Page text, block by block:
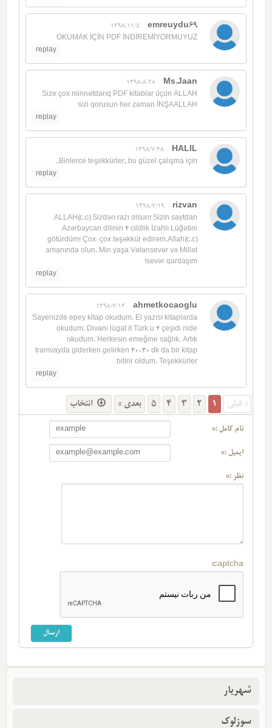
emreuydu69
1398/11/5
OKUMAK İÇİN PDF İNDİREMİYORMUYUZ
replay
Ms.Jaan
1398/8/28
Size çox minnətdarıq PDF kitablar üçün ALLAH
sizi qorusun her zaman İNŞAALLAH
replay
HALIL
1398/7/28
Binlerce teşekkürler, bu güzel çalışma için..
replay
rizvan
1398/7/19
ALLAH(c.c) Sizdən razı olsun! Sizin saytdan
Azərbaycan dilinin 4 cildlik İzahlı Lüğətini
götürdüm! Çox-çox təşəkkür edirəm.Allah(c.c)
amanında olun. Min yaşa Vətənsevər və Millət
sevər qardaşım!
replay
ahmetkocaoglu
1398/7/12
Sayenizde epey kitap okudum. El yazısı kitaplarda
okudum. Divanı lügat it Türk u 2 çeşidi nide
okudum. Herkesin emeğine sağlık. Artık
tramvayda giderken gelirken 30+30 dk da bir kitap
bitirir oldum. Teşekkürler
replay
« قبلی 1
2
3
4
5 بعدی » انتخاب
نام کامل :*
ایمیل :*
نظر :*
captcha:
شهریار
سوزلوک